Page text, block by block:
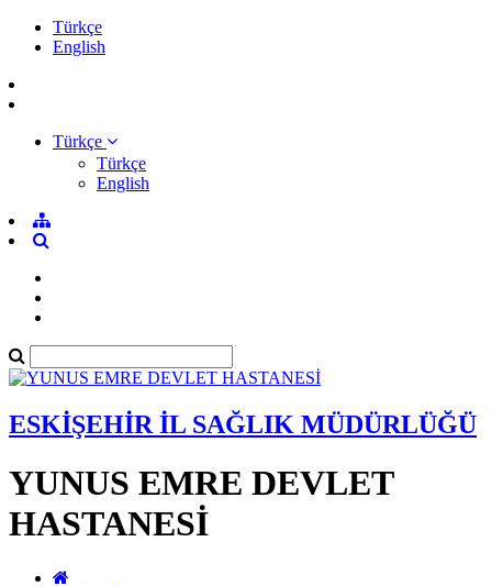
Türkçe
English
Türkçe
Türkçe
English
ESKİŞEHİR İL SAĞLIK MÜDÜRLÜĞÜ
YUNUS EMRE DEVLET
HASTANESİ